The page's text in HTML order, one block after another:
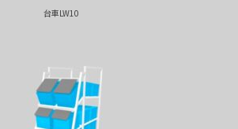
台車LW10